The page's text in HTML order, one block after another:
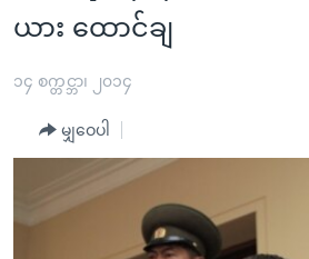
များ
အကြောင်းအရာ
ကမ္ဘာ့သတင်းများ
အစ္စရေး-ပါလက်စတိုင်း
ရပ်ဝန်းတခု လမ်းတခု အလွန်
အင်္ဂလိပ်စာလေ့လာမယ်
အမေရိကန်သုံးအီဒီယံ
အပတ်စဉ်ကဏ္ဍများ
ယား ထောင်ချ
၁၄ စက္တင္ဘာ၊ ၂၀၁၄
မျှဝေပါ